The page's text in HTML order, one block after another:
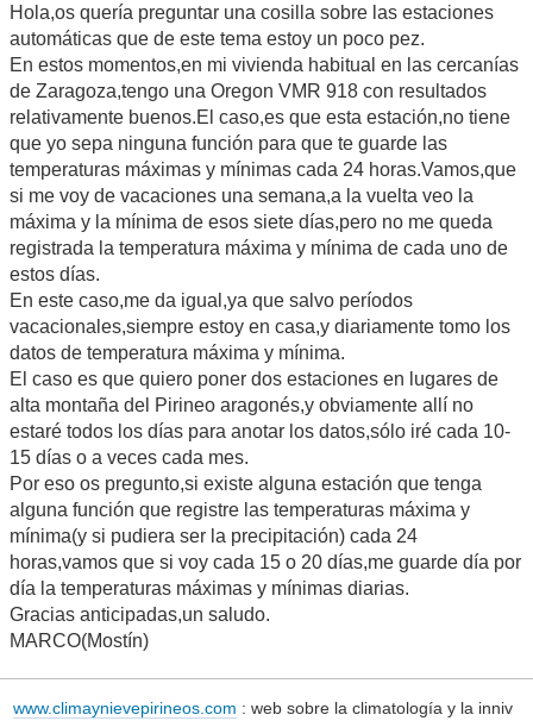
Hola,os quería preguntar una cosilla sobre las estaciones
automáticas que de este tema estoy un poco pez.
En estos momentos,en mi vivienda habitual en las cercanías
de Zaragoza,tengo una Oregon VMR 918 con resultados
relativamente buenos.El caso,es que esta estación,no tiene
que yo sepa ninguna función para que te guarde las
temperaturas máximas y mínimas cada 24 horas.Vamos,que
si me voy de vacaciones una semana,a la vuelta veo la
máxima y la mínima de esos siete días,pero no me queda
registrada la temperatura máxima y mínima de cada uno de
estos días.
En este caso,me da igual,ya que salvo períodos
vacacionales,siempre estoy en casa,y diariamente tomo los
datos de temperatura máxima y mínima.
El caso es que quiero poner dos estaciones en lugares de
alta montaña del Pirineo aragonés,y obviamente allí no
estaré todos los días para anotar los datos,sólo iré cada 10-
15 días o a veces cada mes.
Por eso os pregunto,si existe alguna estación que tenga
alguna función que registre las temperaturas máxima y
mínima(y si pudiera ser la precipitación) cada 24
horas,vamos que si voy cada 15 o 20 días,me guarde día por
día la temperaturas máximas y mínimas diarias.
Gracias anticipadas,un saludo.
MARCO(Mostín)
www.climaynievepirineos.com : web sobre la climatología y la inniv